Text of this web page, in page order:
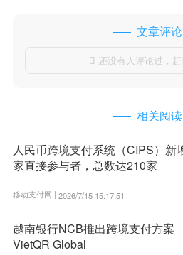
文章评论
 还没有人评论过，赶
相关阅读
人民币跨境支付系统（CIPS）新
家直接参与者，总数达210家
移动支付网 | 2026/7/15 15:17:51
越南银行NCB推出跨境支付方案
VietQR Global